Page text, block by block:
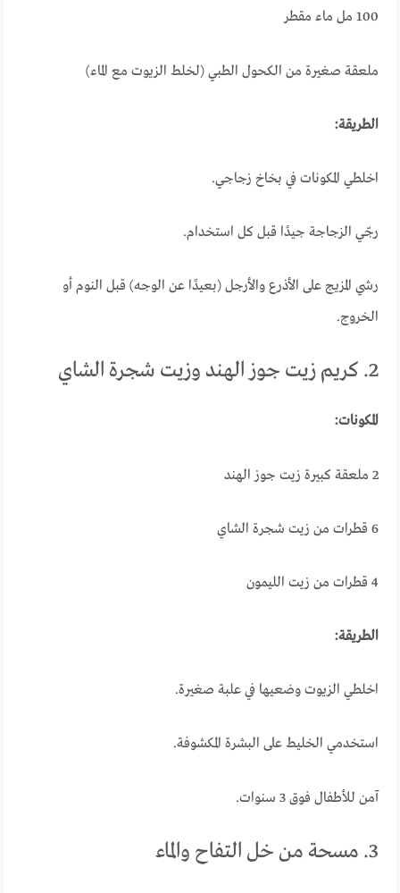
100 مل ماء مقطر
ملعقة صغيرة من الكحول الطبي (لخلط الزيوت مع الماء)
الطريقة:
اخلطي المكونات في بخاخ زجاجي.
رجّي الزجاجة جيدًا قبل كل استخدام.
رشي المزيج على الأذرع والأرجل (بعيدًا عن الوجه) قبل النوم أو
الخروج.
2. كريم زيت جوز الهند وزيت شجرة الشاي
المكونات:
2 ملعقة كبيرة زيت جوز الهند
6 قطرات من زيت شجرة الشاي
4 قطرات من زيت الليمون
الطريقة:
اخلطي الزيوت وضعيها في علبة صغيرة.
استخدمي الخليط على البشرة المكشوفة.
آمن للأطفال فوق 3 سنوات.
3. مسحة من خل التفاح والماء